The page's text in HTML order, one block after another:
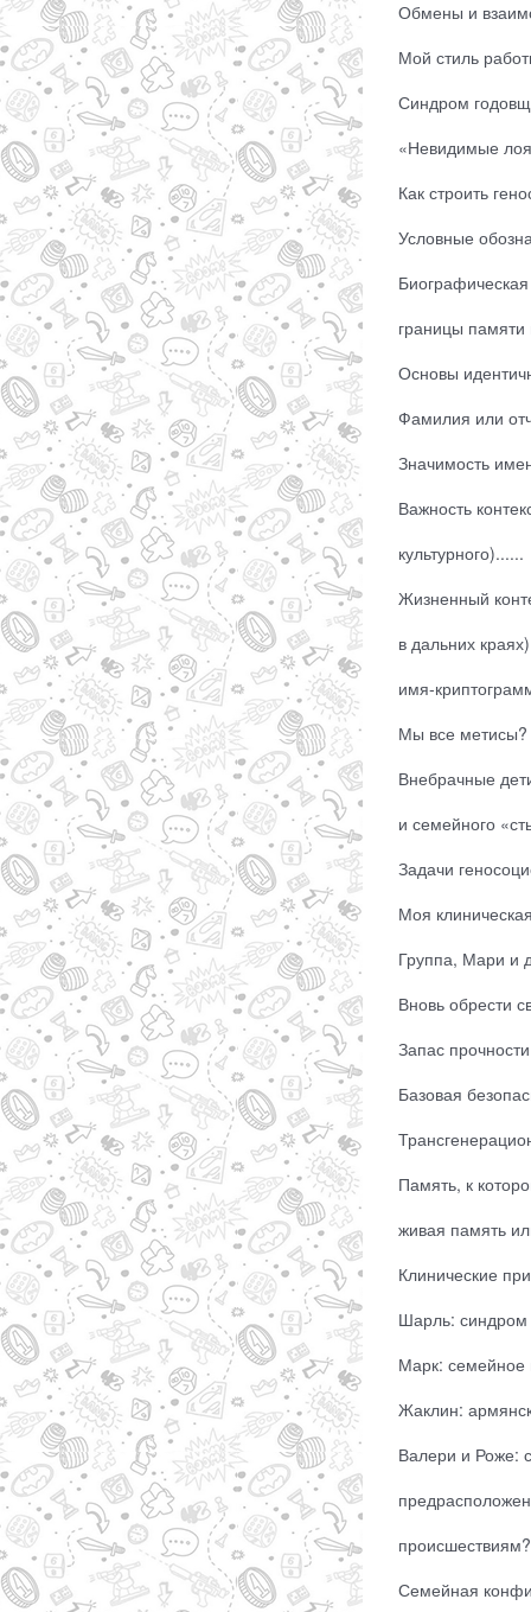
Обмены и
Мой стиль
Синдром
«Невидимые
Как строить
Условные
границы
Основы
Фамилия или
Значимость
Важность
культурного)......
Жизненный
в дальних
имя-
Мы все метисы?
Внебрачные
и семейного
Задачи
Моя
Группа, Мари и
Вновь обрести
Запас
Базовая
Память, к
живая память
Клинические
Шарль: синдром
Марк: семейное
Жаклин:
Валери и Роже:
Семейная